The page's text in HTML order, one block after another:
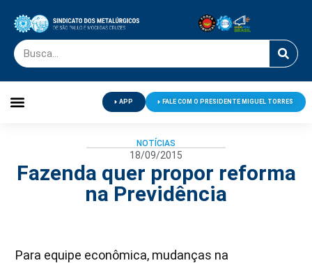
APP FALE COM O PRESIDENTE MIGUEL TORRES
NOTÍCIAS
18/09/2015
Fazenda quer propor reforma
na Previdência
Para equipe econômica, mudanças na